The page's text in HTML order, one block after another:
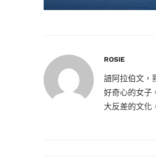
ROSIE
諳阿拉伯文，
好奇心的女子
大反差的文化